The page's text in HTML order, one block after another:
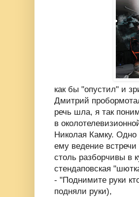
как бы "опустил" и
Дмитрий
речь шла, я так
в
Николая Камку. Одно
ему ведение
столь разборчивы в
стендаповская
- "Поднимите руки
подняли руки),